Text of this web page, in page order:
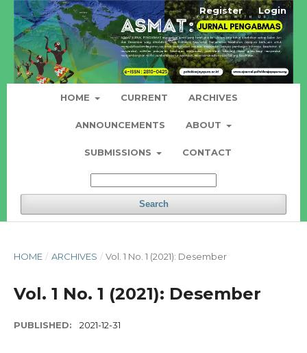
HOME CURRENT ARCHIVES
ANNOUNCEMENTS ABOUT
SUBMISSIONS CONTACT
Search
Register Login
HOME / ARCHIVES / Vol. 1 No. 1 (2021): Desember
Vol. 1 No. 1 (2021): Desember
PUBLISHED: 2021-12-31